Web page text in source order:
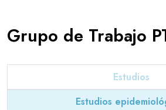
Grupo de Trabajo
Estudios
Estudios